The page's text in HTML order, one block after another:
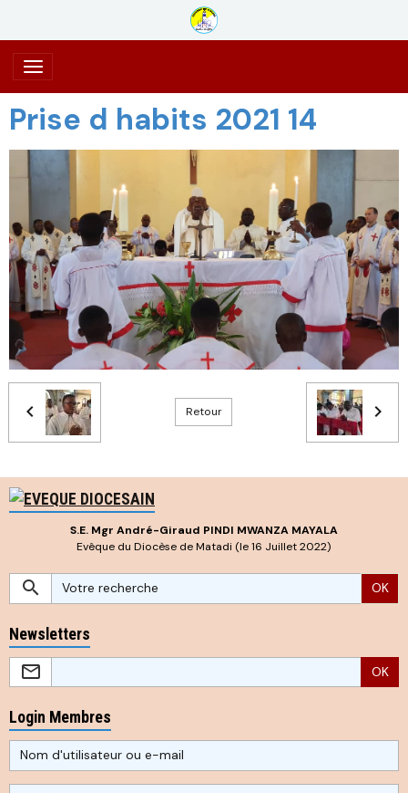
Prise d habits 2021 14
Retour
S.E. Mgr André-Giraud PINDI MWANZA MAYALA
Evêque du Diocèse de Matadi (le 16 Juillet 2022)
OK
Newsletters
OK
Login Membres